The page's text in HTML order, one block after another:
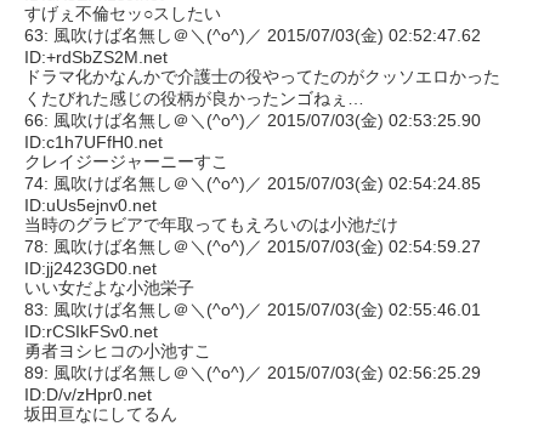
すげぇ不倫セッ○スしたい
63: 風吹けば名無し＠＼(^o^)／ 2015/07/03(金) 02:52:47.62
ID:+rdSbZS2M.net
ドラマ化かなんかで介護士の役やってたのがクッソエロかった
くたびれた感じの役柄が良かったンゴねぇ…
66: 風吹けば名無し＠＼(^o^)／ 2015/07/03(金) 02:53:25.90
ID:c1h7UFfH0.net
クレイジージャーニーすこ
74: 風吹けば名無し＠＼(^o^)／ 2015/07/03(金) 02:54:24.85
ID:uUs5ejnv0.net
当時のグラビアで年取ってもえろいのは小池だけ
78: 風吹けば名無し＠＼(^o^)／ 2015/07/03(金) 02:54:59.27
ID:jj2423GD0.net
いい女だよな小池栄子
83: 風吹けば名無し＠＼(^o^)／ 2015/07/03(金) 02:55:46.01
ID:rCSIkFSv0.net
勇者ヨシヒコの小池すこ
89: 風吹けば名無し＠＼(^o^)／ 2015/07/03(金) 02:56:25.29
ID:D/v/zHpr0.net
坂田亘なにしてるん